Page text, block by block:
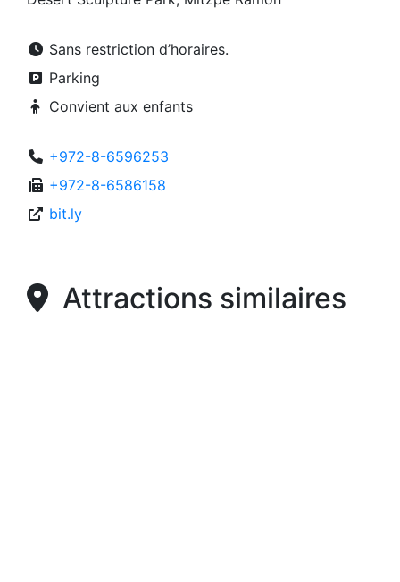
Sans restriction d’horaires.
Parking
Convient aux enfants
+972-8-6596253
+972-8-6586158
bit.ly
Attractions similaires